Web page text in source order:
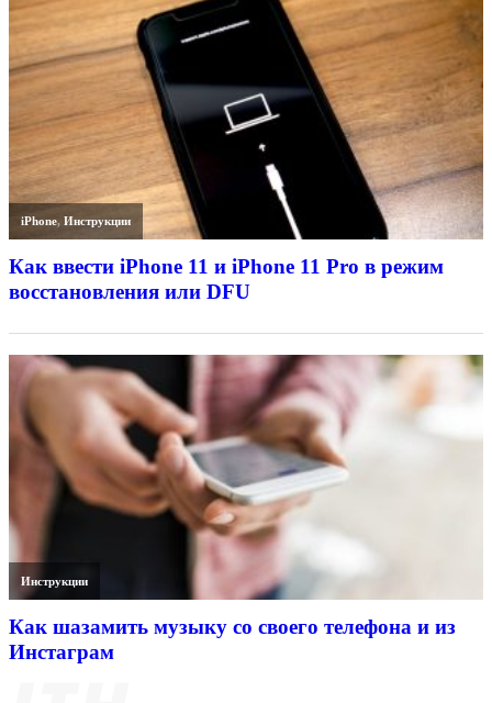
iPhone,Инструкции
Как ввести iPhone 11 и iPhone 11 Pro в режим
восстановления или DFU
Инструкции
Как шазамить музыку со своего телефона и из
Инстаграм